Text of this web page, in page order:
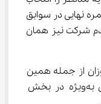
جدید به‌عنوان نمره نهایی در سوابق
شرکت نیز همان
روایت‌های مشابه دانش‌آموزان از جمله همین
مورد، نشان می‌دهد که فرآیند کنونی به‌ویژه در بخش